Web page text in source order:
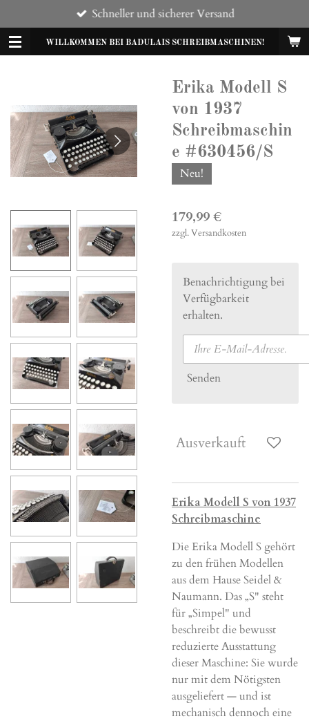
Hauptinhalt
springenWILLKOMMEN BEI BADULAIS SCHREIBMASCHINEN!
Schneller und sicherer Versand
Erika Modell S
von 1937
Schreibmaschin
e #630456/S
Neu!
179,99 €
zzgl. Versandkosten
Benachrichtigung bei
Verfügbarkeit
erhalten.
Senden
Ausverkauft
Erika Modell S von 1937
Schreibmaschine
Die Erika Modell S gehört
zu den frühen Modellen
aus dem Hause Seidel &
Naumann. Das „S" steht
für „Simpel" und
beschreibt die bewusst
reduzierte Ausstattung
dieser Maschine: Sie wurde
nur mit dem Nötigsten
ausgeliefert — und ist
mechanisch dennoch eine